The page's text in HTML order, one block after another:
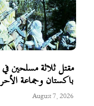
مقتل ثلاثة مسلحين
باكستان وجماعة
August 7, 2026